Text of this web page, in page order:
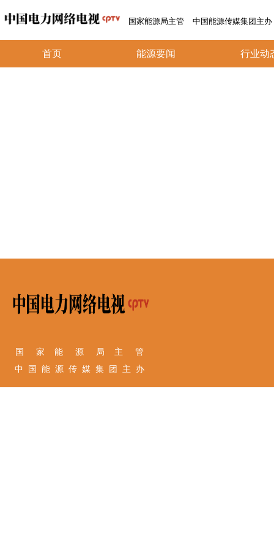
国家能源局主管 中国能源传媒集团主办
首页 能源要闻 行业动
国 家 能 源 局 主 管
中 国 能 源 传 媒 集 团 主 办